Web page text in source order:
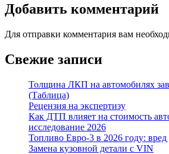
Добавить комментарий
Для отправки комментария вам
Свежие записи
Толщина ЛКП на автомобилях
(Таблица)
Рецензия на экспертизу
Как ДТП влияет на стоимость
исследование 2026
Топливо Евро-3 в 2026 году:
Замена кузовной детали с VIN